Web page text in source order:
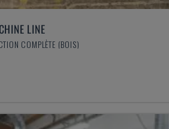
LINE
COMPLÈTE (BOIS)